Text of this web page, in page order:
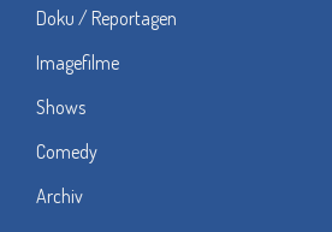
Doku / Reportagen
Imagefilme
Shows
Comedy
Archiv